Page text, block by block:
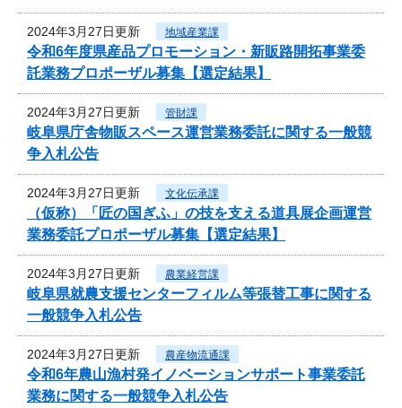
2024年3月27日更新 地域産業課
令和6年度県産品プロモーション・新販路開拓事業委
託業務プロポーザル募集【選定結果】
2024年3月27日更新 管財課
岐阜県庁舎物販スペース運営業務委託に関する一般競
争入札公告
2024年3月27日更新 文化伝承課
（仮称）「匠の国ぎふ」の技を支える道具展企画運営
業務委託プロポーザル募集【選定結果】
2024年3月27日更新 農業経営課
岐阜県就農支援センターフィルム等張替工事に関する
一般競争入札公告
2024年3月27日更新 農産物流通課
令和6年農山漁村発イノベーションサポート事業委託
業務に関する一般競争入札公告